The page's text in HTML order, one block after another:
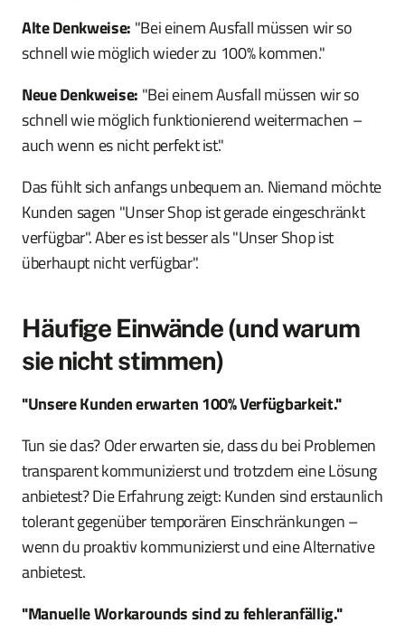
Alte Denkweise: "Bei einem Ausfall müssen wir so
schnell wie möglich wieder zu 100% kommen."
Neue Denkweise: "Bei einem Ausfall müssen wir so
schnell wie möglich funktionierend weitermachen –
auch wenn es nicht perfekt ist."
Das fühlt sich anfangs unbequem an. Niemand möchte
Kunden sagen "Unser Shop ist gerade eingeschränkt
verfügbar". Aber es ist besser als "Unser Shop ist
überhaupt nicht verfügbar".
Häufige Einwände (und warum
sie nicht stimmen)
"Unsere Kunden erwarten 100% Verfügbarkeit."
Tun sie das? Oder erwarten sie, dass du bei Problemen
transparent kommunizierst und trotzdem eine Lösung
anbietest? Die Erfahrung zeigt: Kunden sind erstaunlich
tolerant gegenüber temporären Einschränkungen –
wenn du proaktiv kommunizierst und eine Alternative
anbietest.
"Manuelle Workarounds sind zu fehleranfällig."